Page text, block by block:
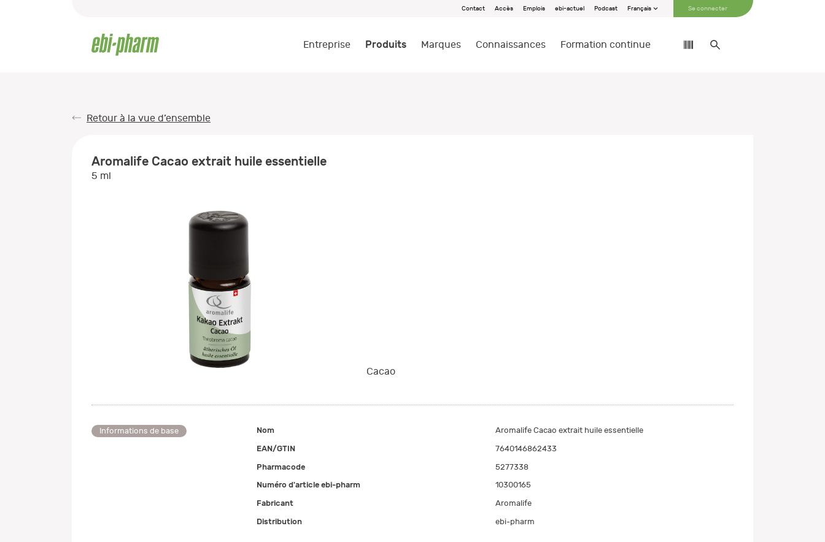
Contact Accès Emplois ebi-actuel Podcast Français Se connecter
Entreprise Produits Marques Connaissances Formation continue
Retour à la vue d’ensemble
Aromalife Cacao extrait huile essentielle
5 ml
Cacao
Informations de base Nom
Aromalife Cacao extrait huile essentielle
EAN/GTIN
7640146862433
Pharmacode
5277338
Numéro d'article ebi-pharm
10300165
Fabricant
Aromalife
Distribution
ebi-pharm